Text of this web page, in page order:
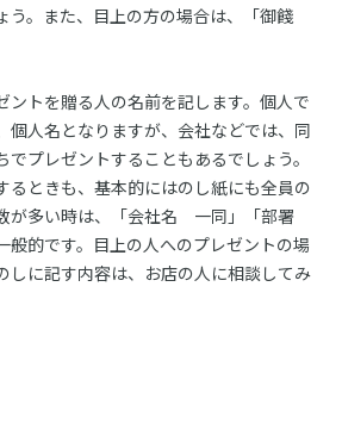
う。また、目上の方の場合は、「御餞
ントを贈る人の名前を記します。個人で
個人名となりますが、会社などでは、同
でプレゼントすることもあるでしょう。
るときも、基本的にはのし紙にも全員の
が多い時は、「会社名 一同」「部署
的です。目上の人へのプレゼントの場
しに記す内容は、お店の人に相談してみ